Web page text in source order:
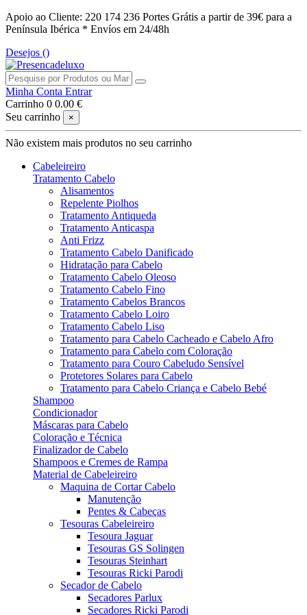
Apoio ao Cliente: 220 174 236 Portes Grátis a partir de 39€ para a
Península Ibérica * Envíos em 24/48h
Desejos ()
Minha Conta Entrar
Carrinho 0 0.00 €
Seu carrinho
×
Não existem mais produtos no seu carrinho
Cabeleireiro
Tratamento Cabelo
Alisamentos
Repelente Piolhos
Tratamento Antiqueda
Tratamento Anticaspa
Anti Frizz
Tratamento Cabelo Danificado
Hidratação para Cabelo
Tratamento Cabelo Oleoso
Tratamento Cabelo Fino
Tratamento Cabelos Brancos
Tratamento Cabelo Loiro
Tratamento Cabelo Liso
Tratamento para Cabelo Cacheado e Cabelo Afro
Tratamento para Cabelo com Coloração
Tratamento para Couro Cabeludo Sensível
Protetores Solares para Cabelo
Tratamento para Cabelo Criança e Cabelo Bebé
Shampoo
Condicionador
Máscaras para Cabelo
Coloração e Técnica
Finalizador de Cabelo
Shampoos e Cremes de Rampa
Material de Cabeleireiro
Maquina de Cortar Cabelo
Manutenção
Pentes & Cabeças
Tesouras Cabeleireiro
Tesoura Jaguar
Tesouras GS Solingen
Tesouras Steinhart
Tesouras Ricki Parodi
Secador de Cabelo
Secadores Parlux
Secadores Ricki Parodi